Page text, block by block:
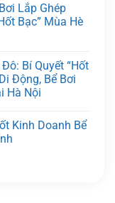
Lắp Ghép
Bạc” Mùa Hè
Bí Quyết “Hốt
Động, Bể Bơi
Hà Nội
Kinh Doanh Bể